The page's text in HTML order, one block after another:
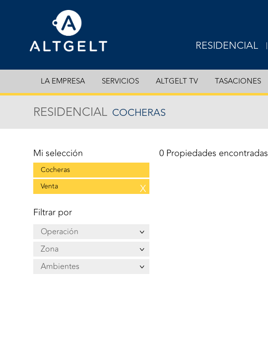
RESIDENCIAL
EXCLUSIVE
DEPARTAMENTOS
LA EMPRESA SERVICIOS ALTGELT TV TASACIONES
RESIDENCIAL COCHERAS
Mi selección
Cocheras
Venta
X
Filtrar por
Operación
Zona
Ambientes
0 Propiedades encontradas